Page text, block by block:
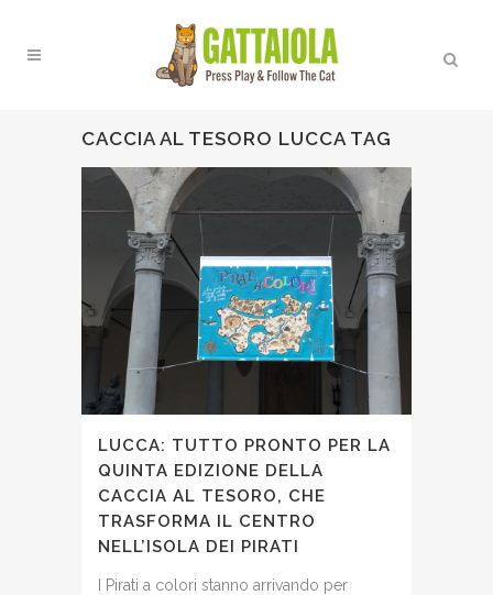
CACCIA AL TESORO LUCCA TAG
LUCCA: TUTTO PRONTO PER LA
QUINTA EDIZIONE DELLA
CACCIA AL TESORO, CHE
TRASFORMA IL CENTRO
NELL’ISOLA DEI PIRATI
I Pirati a colori stanno arrivando per